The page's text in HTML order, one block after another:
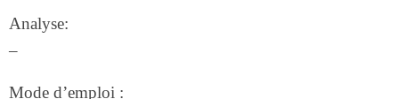
Analyse:
–
Mode d’emploi :